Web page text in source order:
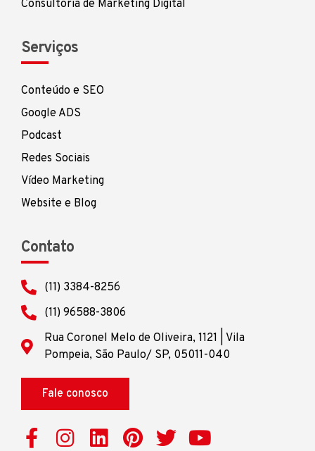
Consultoria de Marketing Digital
Serviços
Conteúdo e SEO
Google ADS
Podcast
Redes Sociais
Vídeo Marketing
Website e Blog
Contato
(11) 3384-8256
(11) 96588-3806
Rua Coronel Melo de Oliveira, 1121 | Vila
Pompeia, São Paulo/ SP, 05011-040
Fale conosco